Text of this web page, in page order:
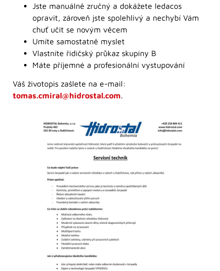
Jste manuálně zručný a dokážete ledacos
opravit, zároveň jste spolehlivý a nechybí Vám
chuť učit se novým věcem
Umíte samostatně myslet
Vlastníte řidičský průkaz skupiny B
Máte příjemné a profesionální vystupování
Váš životopis zašlete na e-mail:
tomas.cmiral@hidrostal.com.